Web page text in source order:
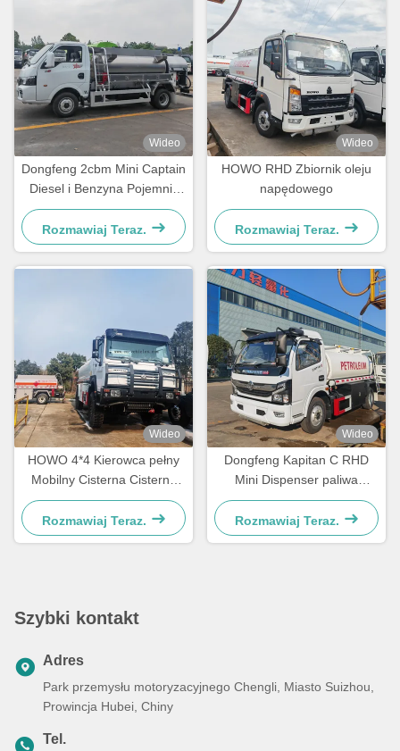
Wideo
Dongfeng 2cbm Mini Captain
Diesel i Benzyna Pojemnik
do dystrybucji paliwa
Rozmawiaj Teraz.
Wideo
HOWO RHD Zbiornik oleju
napędowego
Rozmawiaj Teraz.
Wideo
HOWO 4*4 Kierowca pełny
Mobilny Cisterna Cisterna
Cisterna
Rozmawiaj Teraz.
Wideo
Dongfeng Kapitan C RHD
Mini Dispenser paliwa
Cisterna
Rozmawiaj Teraz.
Szybki kontakt
Adres
Park przemysłu motoryzacyjnego Chengli, Miasto Suizhou,
Prowincja Hubei, Chiny
Tel.